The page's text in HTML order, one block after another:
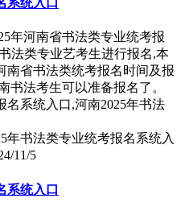
系统入口
年河南省书法类专业统考报
法类专业艺考生进行报名,本
南省书法类统考报名时间及报
书法考生可以准备报名了。
年书法类专业统考报名系统入
11/5
系统入口